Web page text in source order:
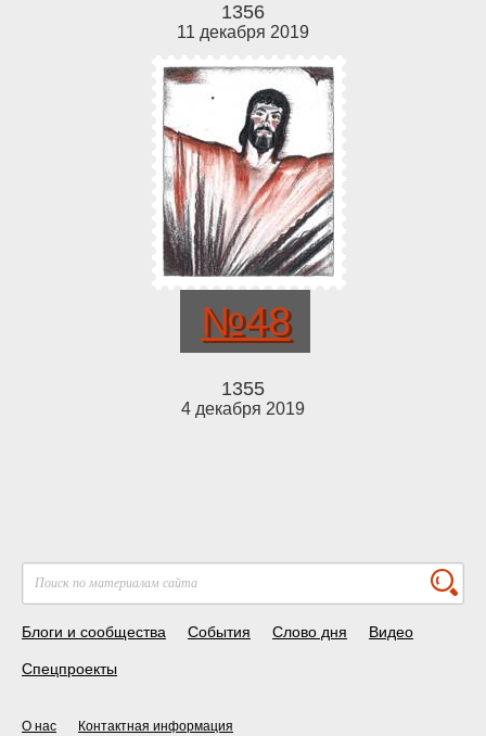
1356
11 декабря 2019
№48
1355
4 декабря 2019
Блоги и сообщества События Слово дня Видео
Спецпроекты
О нас Контактная информация